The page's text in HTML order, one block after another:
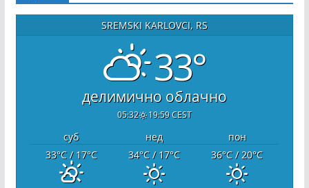
SREMSKI KARLOVCI, RS
33°
делимично облачно
05:32 19:59 CEST
суб нед
пон
33°C/ 17°C 34°C/ 17°C 36°C/ 20°C